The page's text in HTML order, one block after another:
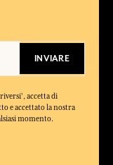
INVIARE
accetta di
e accettato la nostra
momento.